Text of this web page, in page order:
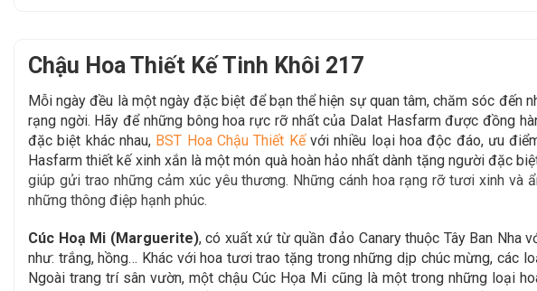
Chậu Hoa Thiết Kế Tinh Khôi 217
Mỗi ngày đều là một ngày đặc biệt để bạn thể hiện sự quan tâm, chăm sóc
rạng ngời. Hãy đểnhững bông hoa rực rỡ nhất của Dalat Hasfarm được đồng
đặc biệt khác nhau, BST Hoa Chậu Thiết Kế với nhiều loại hoa độc đáo,ưu
Hasfarm thiết kế xinh xắn là một món quà hoàn hảo nhất dành tặng người đặc
giúp gửi trao những cảm xúc yêu thương. Những cánh hoa rạng rỡ tươi xinh
những thông điệp hạnh phúc.
Cúc Hoạ Mi (Marguerite),có xuất xứ từ quần đảo Canary thuộc Tây Ban Nha
như: trắng, hồng… Khác với hoa tươi trao tặng trong những dịp chúc mừng, các
Ngoài trang trí sân vườn, một chậu Cúc Họa Mi cũng là một trong những loại